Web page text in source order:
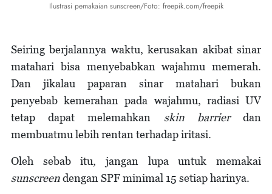
Ilustrasi pemakaian sunscreen/Foto: freepik.com/freepik
Seiring berjalannya waktu, kerusakan akibat sinar
matahari bisa menyebabkan wajahmu memerah.
Dan jikalau paparan sinar matahari bukan
penyebab kemerahan pada wajahmu, radiasi UV
tetap dapat melemahkan skin barrierdan
membuatmu lebih rentan terhadap iritasi.
Oleh sebab itu, jangan lupa untuk memakai
sunscreendengan SPF minimal 15 setiap harinya.